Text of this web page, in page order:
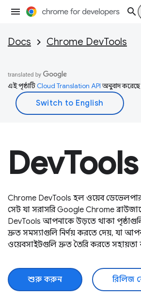
Docs Chrome DevTools
এই পৃষ্ঠাটিCloud Translation APIঅনুবাদ
DevTools
Chrome DevTools হল ওয়েব
সেট যা সরাসরি Google Chrome
DevTools আপনাকে উড়তে থাকা
দ্রুত সমস্যাগুলি নির্ণয় করতে দেয়, যা
ওয়েবসাইটগুলি দ্রুত তৈরি করতে সহায়তা
শুরু করুন রিলিজ